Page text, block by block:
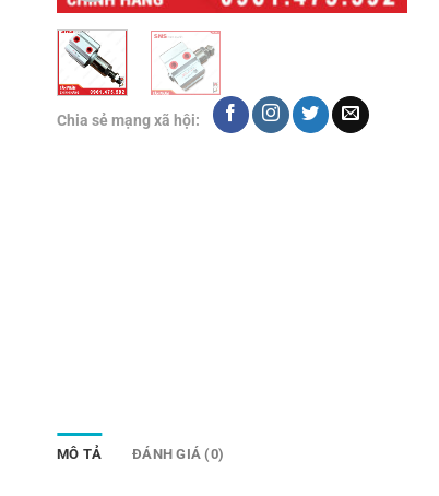
Chia sẻ mạng xã hội:
MÔ TẢ ĐÁNH GIÁ (0)